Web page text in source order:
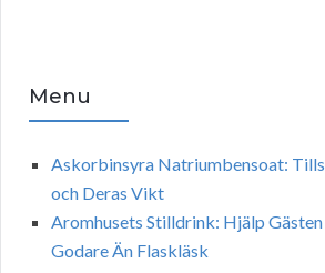
Menu
Askorbinsyra Natriumbensoat:
och Deras Vikt
Aromhusets Stilldrink: Hjälp
Godare Än Flaskläsk